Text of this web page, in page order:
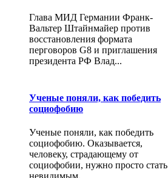
Глава МИД Германии Франк-
Вальтер Штайнмайер против
восстановления формата
перговоров G8 и приглашения
президента РФ Влад...
Ученые поняли, как победить
социофобию
Ученые поняли, как победить
социофобию. Оказывается,
человеку, страдающему от
социофобии, нужно просто стать
невидимым.